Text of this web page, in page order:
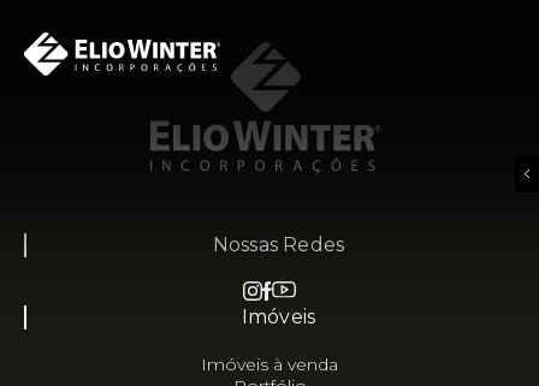
Nossas Redes
Imóveis
Imóveis à venda